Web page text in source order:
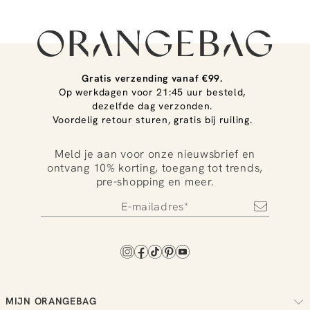
Gratis verzending vanaf €99.
Op werkdagen voor 21:45 uur besteld,
dezelfde dag verzonden.
Voordelig retour sturen, gratis bij ruiling.
Meld je aan voor onze nieuwsbrief en
ontvang 10% korting, toegang tot trends,
pre-shopping en meer.
MIJN ORANGEBAG